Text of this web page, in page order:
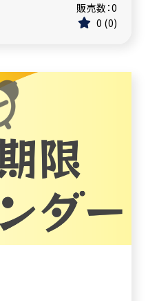
販売数：0
0 0